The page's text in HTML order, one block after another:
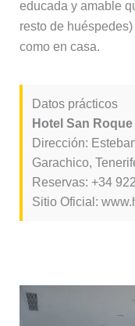
educada y amable
resto de
como en casa.
Datos prácticos
Hotel San Roque
Dirección:
Garachico,
Reservas: +34
Sitio Oficial: